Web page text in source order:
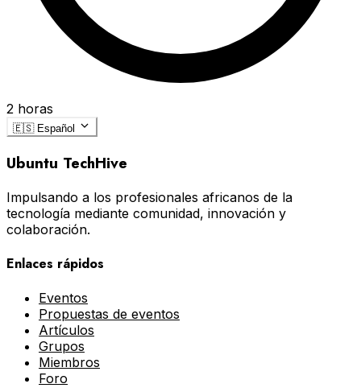
2 horas
🇪🇸 Español
Ubuntu TechHive
Impulsando a los profesionales africanos de la
tecnología mediante comunidad, innovación y
colaboración.
Enlaces rápidos
Eventos
Propuestas de eventos
Artículos
Grupos
Miembros
Foro